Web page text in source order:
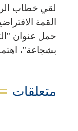
لقي خطاب
القمة
حمل عنوان
بشجاعة"،
متعلقات